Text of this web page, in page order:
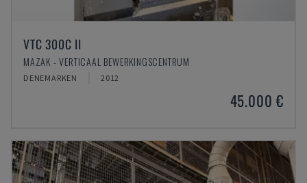
VTC 300C II
MAZAK - VERTICAAL BEWERKINGSCENTRUM
DENEMARKEN 2012
45.000 €